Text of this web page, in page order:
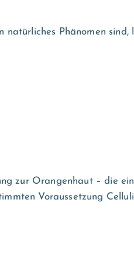
Phänomen sind,
zur Orangenhaut – die
Voraussetzung